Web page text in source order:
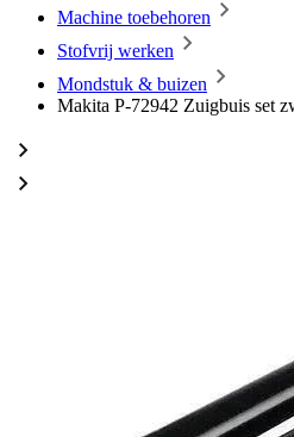
Machine toebehoren
Stofvrij werken
Mondstuk & buizen
Makita P-72942 Zuigbuis set